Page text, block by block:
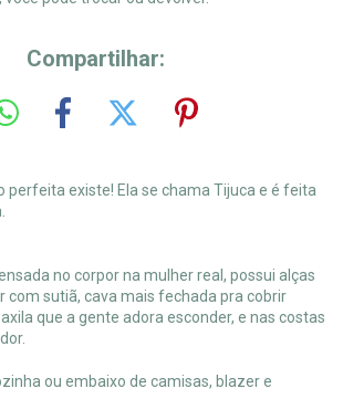
Compartilhar:
perfeita existe! Ela se chama Tijuca e é feita
no corpor na mulher real, possui alças
com sutiã, cava mais fechada pra cobrir
que a gente adora esconder, e nas costas
ou embaixo de camisas, blazer e